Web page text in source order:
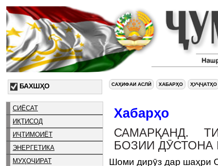
БАХШҲО
СИЁСАТ
ИҚТИСОД
ИҶТИМОИЁТ
ЭНЕРГЕТИКА
МУҲОҶИРАТ
САҲИФАИ АСЛӢ ХАБАРҲО ҲУҶҶАТҲО
Хабарҳо
САМАРҚАНД.
БОЗИИ ДӮСТОНА
Шоми дирӯз дар шаҳри